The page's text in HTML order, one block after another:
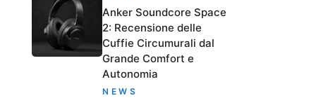
Anker Soundcore Space
2: Recensione delle
Cuffie Circumurali dal
Grande Comfort e
Autonomia
NEWS